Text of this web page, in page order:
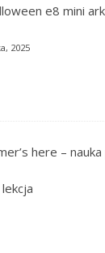
e8 mini
2025
here –